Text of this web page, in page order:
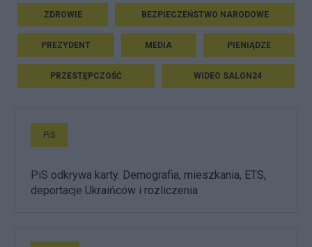
ZDROWIE BEZPIECZEŃSTWO NARODOWE
PREZYDENT MEDIA PIENIĄDZE
PRZESTĘPCZOŚĆ WIDEO SALON24
PiS
PiS odkrywa karty. Demografia, mieszkania, ETS,
deportacje Ukraińców i rozliczenia